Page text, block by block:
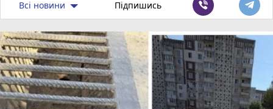
Всі новини Підпишись